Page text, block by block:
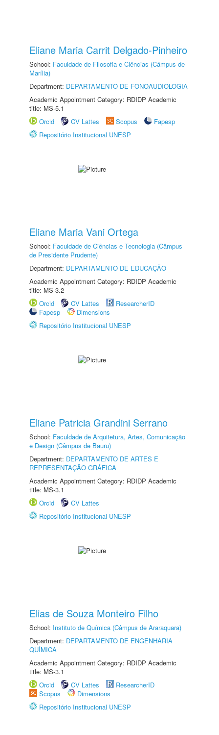
Eliane Maria Carrit Delgado-Pinheiro
School: Faculdade de Filosofia e Ciências (Câmpus de
Marília)
Department: DEPARTAMENTO DE FONOAUDIOLOGIA
Academic Appointment Category: RDIDP Academic
title: MS-5.1
Orcid
CV Lattes Scopus
Fapesp
Repositório Institucional UNESP
Eliane Maria Vani Ortega
School: Faculdade de Ciências e Tecnologia (Câmpus
de Presidente Prudente)
Department: DEPARTAMENTO DE EDUCAÇÃO
Academic Appointment Category: RDIDP Academic
title: MS-3.2
Orcid
CV Lattes
ResearcherID
Fapesp
Dimensions
Repositório Institucional UNESP
Eliane Patricia Grandini Serrano
School: Faculdade de Arquitetura, Artes, Comunicação
e Design (Câmpus de Bauru)
Department: DEPARTAMENTO DE ARTES E
REPRESENTAÇÃO GRÁFICA
Academic Appointment Category: RDIDP Academic
title: MS-3.1
Orcid
CV Lattes
Repositório Institucional UNESP
Elias de Souza Monteiro Filho
School: Instituto de Química (Câmpus de Araraquara)
Department: DEPARTAMENTO DE ENGENHARIA
QUÍMICA
Academic Appointment Category: RDIDP Academic
title: MS-3.1
Orcid
CV Lattes
ResearcherID
Scopus
Dimensions
Repositório Institucional UNESP